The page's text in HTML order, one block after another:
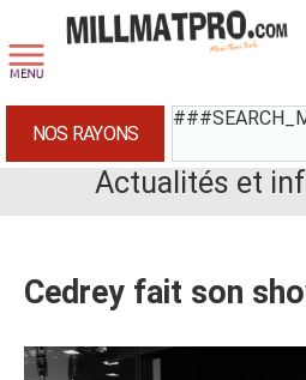
NOS RAYONS
Actualités et
Cedrey fait son